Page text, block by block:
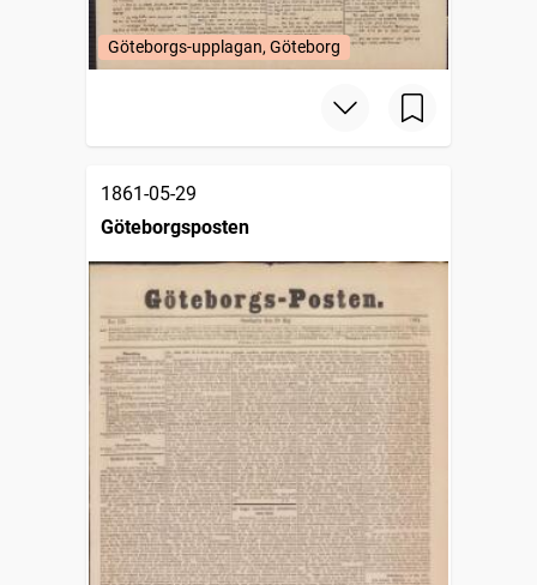
Göteborgs-upplagan, Göteborg
1861-05-29
Göteborgsposten